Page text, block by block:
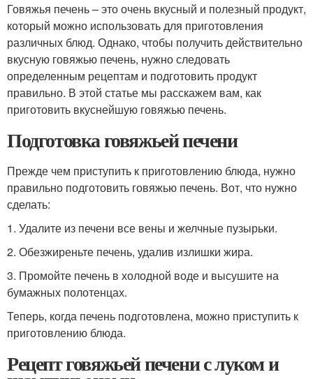
Говяжья печень – это очень вкусный и полезный продукт,
который можно использовать для приготовления
различных блюд. Однако, чтобы получить действительно
вкусную говяжью печень, нужно следовать
определенным рецептам и подготовить продукт
правильно. В этой статье мы расскажем вам, как
приготовить вкуснейшую говяжью печень.
Подготовка говяжьей печени
Прежде чем приступить к приготовлению блюда, нужно
правильно подготовить говяжью печень. Вот, что нужно
сделать:
1. Удалите из печени все вены и желчные пузырьки.
2. Обезжиреньте печень, удалив излишки жира.
3. Промойте печень в холодной воде и высушите на
бумажных полотенцах.
Теперь, когда печень подготовлена, можно приступить к
приготовлению блюда.
Рецепт говяжьей печени с луком и